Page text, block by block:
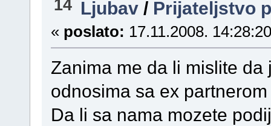
14 Ljubav / Prijateljstvo
« poslato: 17.11.2008.
Zanima me da li mislite
odnosima sa ex
Da li sa nama mozete